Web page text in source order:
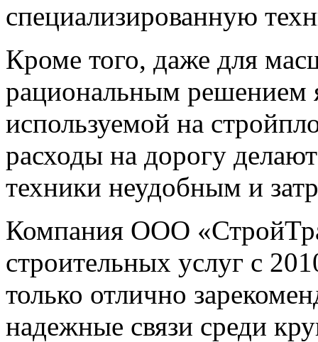
специализированную
Кроме того, даже для
рациональным решением
используемой на
расходы на дорогу
техники неудобным и
Компания ООО
строительных услуг с
только отлично
надежные связи среди